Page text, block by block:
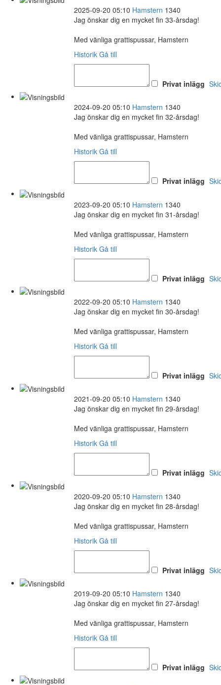
2025-09-20 05:10 Hamstern 1340
Jag önskar dig en mycket fin 33-årsdag!
Med vänliga grattispussar, Hamstern
Historik Gå till
Privat inlägg
2024-09-20 05:10 Hamstern 1340
Jag önskar dig en mycket fin 32-årsdag!
Med vänliga grattispussar, Hamstern
Historik Gå till
Privat inlägg
2023-09-20 05:10 Hamstern 1340
Jag önskar dig en mycket fin 31-årsdag!
Med vänliga grattispussar, Hamstern
Historik Gå till
Privat inlägg
2022-09-20 05:10 Hamstern 1340
Jag önskar dig en mycket fin 30-årsdag!
Med vänliga grattispussar, Hamstern
Historik Gå till
Privat inlägg
2021-09-20 05:10 Hamstern 1340
Jag önskar dig en mycket fin 29-årsdag!
Med vänliga grattispussar, Hamstern
Historik Gå till
Privat inlägg
2020-09-20 05:10 Hamstern 1340
Jag önskar dig en mycket fin 28-årsdag!
Med vänliga grattispussar, Hamstern
Historik Gå till
Privat inlägg
2019-09-20 05:10 Hamstern 1340
Jag önskar dig en mycket fin 27-årsdag!
Med vänliga grattispussar, Hamstern
Historik Gå till
Privat inlägg